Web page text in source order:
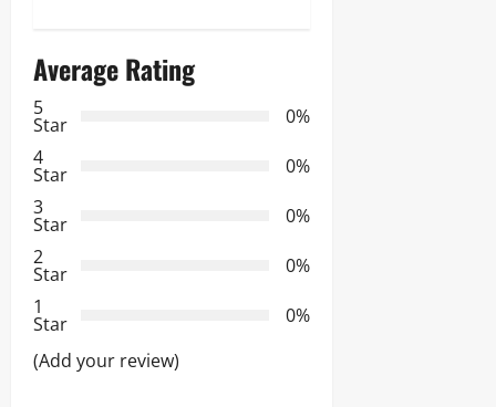
a
i
ó
n
d
e
e
Average Rating
5
Star
0%
4
Star
0%
3
Star
0%
2
Star
0%
1
Star
0%
(Add your review)